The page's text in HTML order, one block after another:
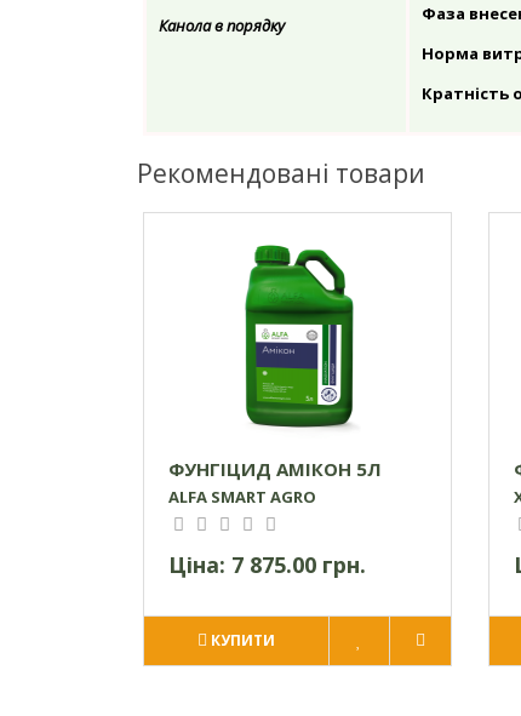
Канола в порядку
Фаза
Норма
Кратність
Рекомендовані товари
ФУНГІЦИД АМІКОН 5Л
ALFA SMART AGRO
Ціна: 7 875.00 грн.
КУПИТИ